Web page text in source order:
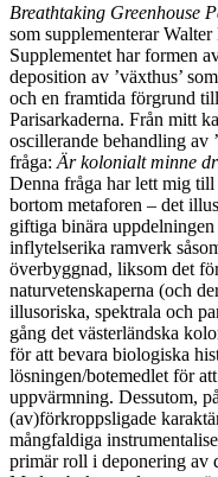
Breathtaking Greenhouse
som supplementerar
Supplementet har formen
deposition av ’växthus’
och en framtida förgrund
Parisarkaderna. Från mitt
oscillerande behandling av
fråga: Är kolonialt minne
Denna fråga har lett mig till
bortom metaforen – det
giftiga binära
inflytelserika ramverk
överbyggnad, liksom det
naturvetenskaperna (och
illusoriska, spektrala och
gång det västerländska
för att bevara biologiska
lösningen/botemedlet för
uppvärmning. Dessutom,
(av)förkroppsligade
mångfaldiga
primär roll i deponering av